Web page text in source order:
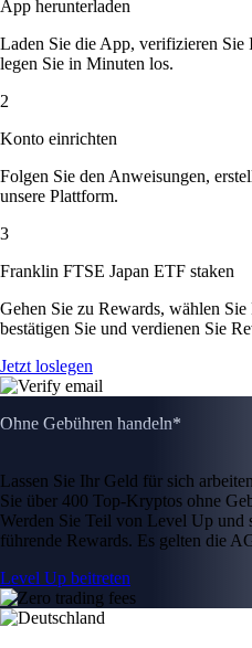
App herunterladen
Laden Sie die App, verifizieren Sie
legen Sie in Minuten los.
2
Konto einrichten
Folgen Sie den Anweisungen,
unsere Plattform.
3
Franklin FTSE Japan ETF staken
Gehen Sie zu Rewards, wählen
bestätigen Sie und verdienen Sie
Jetzt loslegen
Ohne Gebühren handeln*
Lassen Sie Ihr Geld für sich
Sie über 400 Top-Kryptos ohne
Werden Sie Teil von Level Up und
führende Rewards. Es gelten die
Level Up beitreten